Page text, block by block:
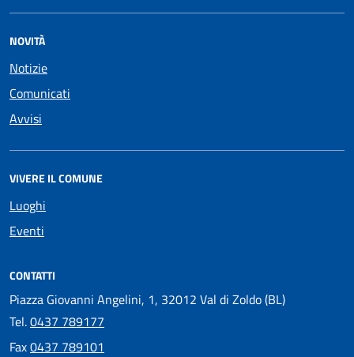
NOVITÀ
Notizie
Comunicati
Avvisi
VIVERE IL COMUNE
Luoghi
Eventi
CONTATTI
Piazza Giovanni Angelini, 1, 32012 Val di Zoldo (BL)
Tel.0437 789177
Fax0437 789101